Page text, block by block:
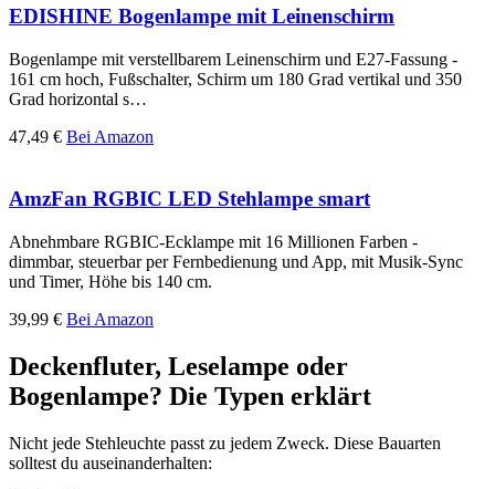
EDISHINE Bogenlampe mit Leinenschirm
Bogenlampe mit verstellbarem Leinenschirm und E27-Fassung -
161 cm hoch, Fußschalter, Schirm um 180 Grad vertikal und 350
Grad horizontal s…
47,49 € Bei Amazon
AmzFan RGBIC LED Stehlampe smart
Abnehmbare RGBIC-Ecklampe mit 16 Millionen Farben -
dimmbar, steuerbar per Fernbedienung und App, mit Musik-Sync
und Timer, Höhe bis 140 cm.
39,99 € Bei Amazon
Deckenfluter, Leselampe oder
Bogenlampe? Die Typen erklärt
Nicht jede Stehleuchte passt zu jedem Zweck. Diese Bauarten
solltest du auseinanderhalten: